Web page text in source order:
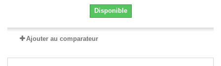
Disponible
Ajouter au comparateur